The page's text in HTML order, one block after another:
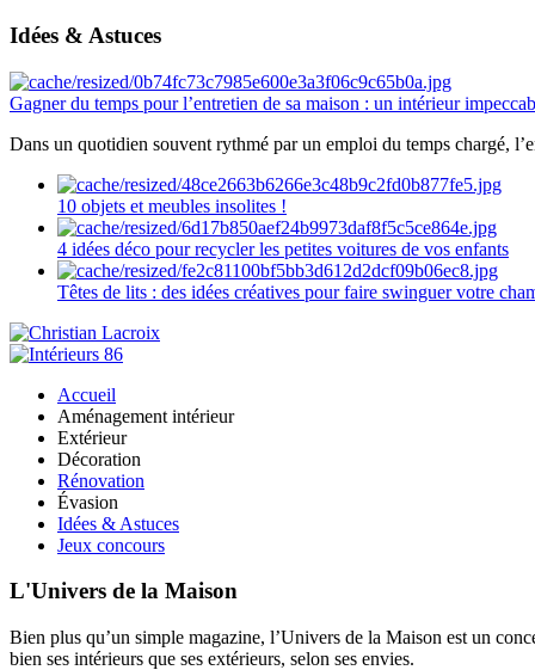
Idées & Astuces
Gagner du temps pour l’entretien de sa maison : un intérieur
Dans un quotidien souvent rythmé par un emploi du temps chargé,
10 objets et meubles insolites !
4 idées déco pour recycler les petites voitures de vos enfants
Têtes de lits : des idées créatives pour faire swinguer votre
Accueil
Aménagement intérieur
Extérieur
Décoration
Rénovation
Évasion
Idées & Astuces
Jeux concours
L'Univers de la Maison
Bien plus qu’un simple magazine, l’Univers de la Maison est un
bien ses intérieurs que ses extérieurs, selon ses envies.